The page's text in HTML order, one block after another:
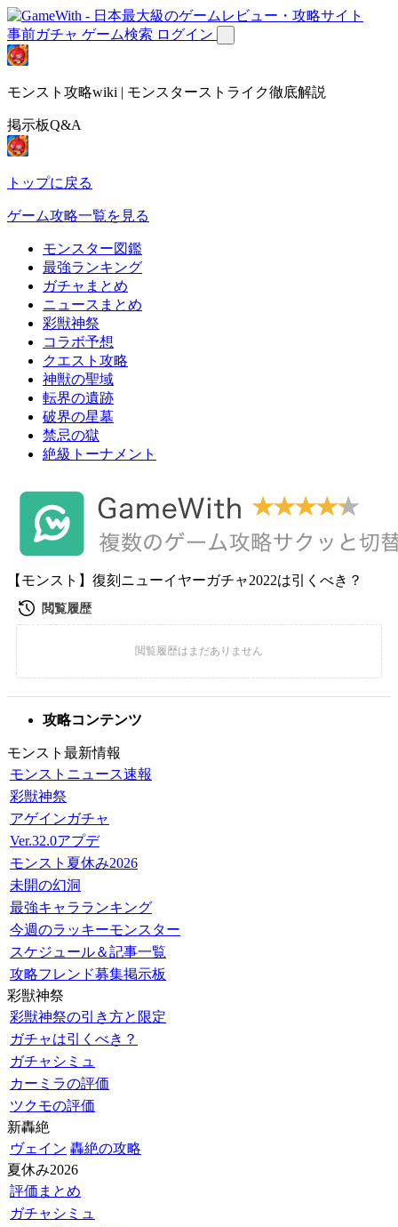
事前ガチャ ゲーム検索 ログイン
モンスト攻略wiki | モンスターストライク徹底解説
掲示板Q&A
トップに戻る
ゲーム攻略一覧を見る
モンスター図鑑
最強ランキング
ガチャまとめ
ニュースまとめ
彩獣神祭
コラボ予想
クエスト攻略
神獣の聖域
転界の遺跡
破界の星墓
禁忌の獄
絶級トーナメント
【モンスト】復刻ニューイヤーガチャ2022は引くべき？
攻略コンテンツ
モンスト最新情報
モンストニュース速報
彩獣神祭
アゲインガチャ
Ver.32.0アプデ
モンスト夏休み2026
未開の幻洞
最強キャラランキング
今週のラッキーモンスター
スケジュール＆記事一覧
攻略フレンド募集掲示板
彩獣神祭
彩獣神祭の引き方と限定
ガチャは引くべき？
ガチャシミュ
カーミラの評価
ツクモの評価
新轟絶
ヴェイン 轟絶の攻略
夏休み2026
評価まとめ
ガチャシミュ